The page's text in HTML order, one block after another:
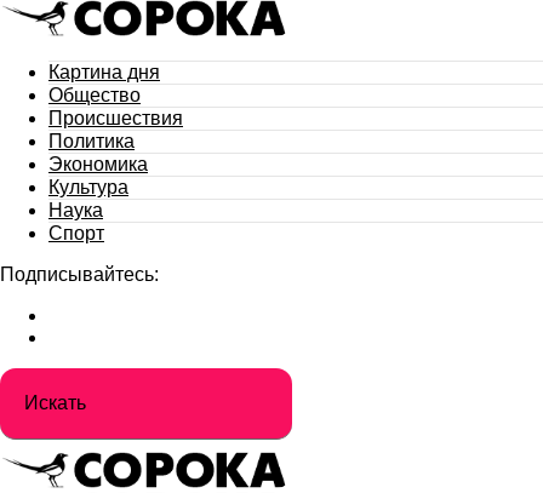
Картина дня
Общество
Происшествия
Политика
Экономика
Культура
Наука
Спорт
Подписывайтесь: